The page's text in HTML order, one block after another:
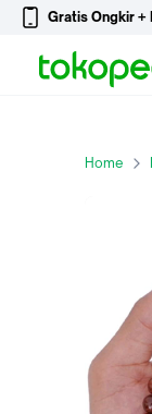
Gratis Ongkir +
Home